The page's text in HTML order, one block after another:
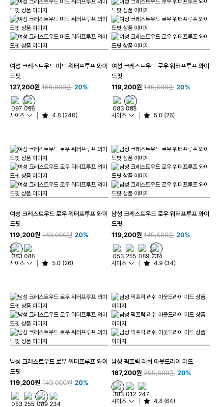
여성 크레스트우드 미드 워터프루프 와이
드핏
127,200원 159,000원 20%
사이즈 4.8 (240)
여성 크레스트우드 로우 워터프루프 와이
드핏
119,200원 149,000원 20%
사이즈 5.0 (26)
여성 크레스트우드 로우 워터프루프 와이
드핏
119,200원 149,000원 20%
사이즈 5.0 (26)
남성 크레스트우드 로우 워터프루프 와이
드핏
119,200원 149,000원 20%
사이즈 4.9 (34)
남성 크레스트우드 로우 워터프루프 와이
드핏
119,200원 149,000원 20%
남성 픽프릭 러쉬 아웃드라이 미드
167,200원 209,000원 20%
사이즈 4.8 (64)